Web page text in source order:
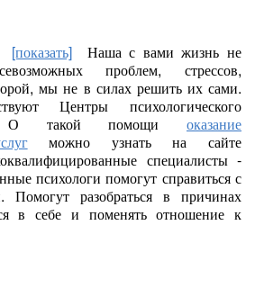
[показать]Наша с вами жизнь не
проблем, стрессов,
мы не в силах решить их сами.
Центры психологического
О такой помощи оказание
можно узнать на сайте
специалисты -
психологи помогут справиться с
Помогут разобраться в причинах
в себе и поменять отношение к